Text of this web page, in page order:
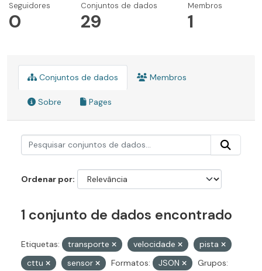
Seguidores
0
Conjuntos de dados
29
Membros
1
Conjuntos de dados Membros
Sobre Pages
Ordenar por
1 conjunto de dados encontrado
Etiquetas: transporte velocidade
pista
cttu
sensor Formatos: JSON
Grupos: